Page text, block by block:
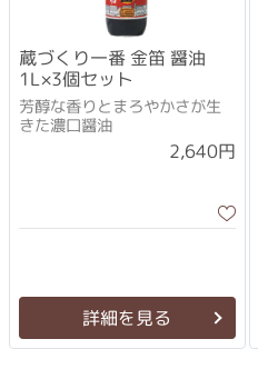
蔵づくり一番 金笛 醤油
1L×3個セット
芳醇な香りとまろやかさが生
きた濃口醤油
2,640円
詳細を見る